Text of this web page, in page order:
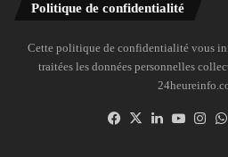
Politique de confidentialité
Cette politique de confidentialité vous
traitées les données personnelles
Facebook
X Linkedin